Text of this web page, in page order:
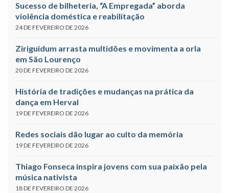
Sucesso de bilheteria, “A Empregada” aborda
violência doméstica e reabilitação
24 DE FEVEREIRO DE 2026
Ziriguidum arrasta multidões e movimenta a orla
em São Lourenço
20 DE FEVEREIRO DE 2026
História de tradições e mudanças na prática da
dança em Herval
19 DE FEVEREIRO DE 2026
Redes sociais dão lugar ao culto da memória
19 DE FEVEREIRO DE 2026
Thiago Fonseca inspira jovens com sua paixão pela
música nativista
18 DE FEVEREIRO DE 2026